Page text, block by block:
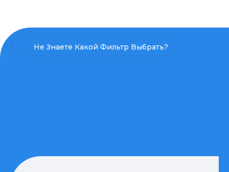
Не Знаете Какой Фильтр Выбрать?